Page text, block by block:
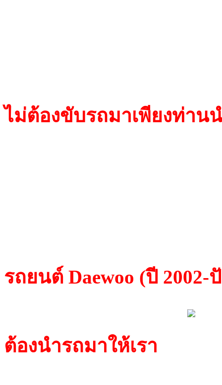
ไม่ต้องขับรถมาเพียงท่า
รถยนต์ Daewoo (ปี 2002-
ต้องนำรถมาให้เรา